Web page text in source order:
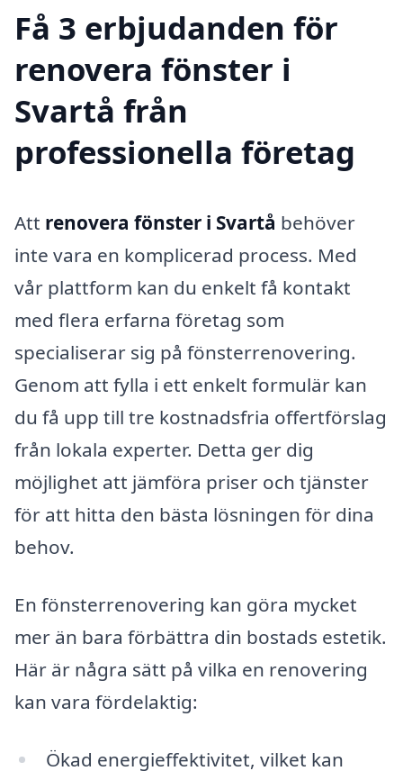
Få 3 erbjudanden för
renovera fönster i
Svartå från
professionella företag
Att renovera fönster i Svartå behöver
inte vara en komplicerad process. Med
vår plattform kan du enkelt få kontakt
med flera erfarna företag som
specialiserar sig på fönsterrenovering.
Genom att fylla i ett enkelt formulär kan
du få upp till tre kostnadsfria offertförslag
från lokala experter. Detta ger dig
möjlighet att jämföra priser och tjänster
för att hitta den bästa lösningen för dina
behov.
En fönsterrenovering kan göra mycket
mer än bara förbättra din bostads estetik.
Här är några sätt på vilka en renovering
kan vara fördelaktig:
Ökad energieffektivitet, vilket kan